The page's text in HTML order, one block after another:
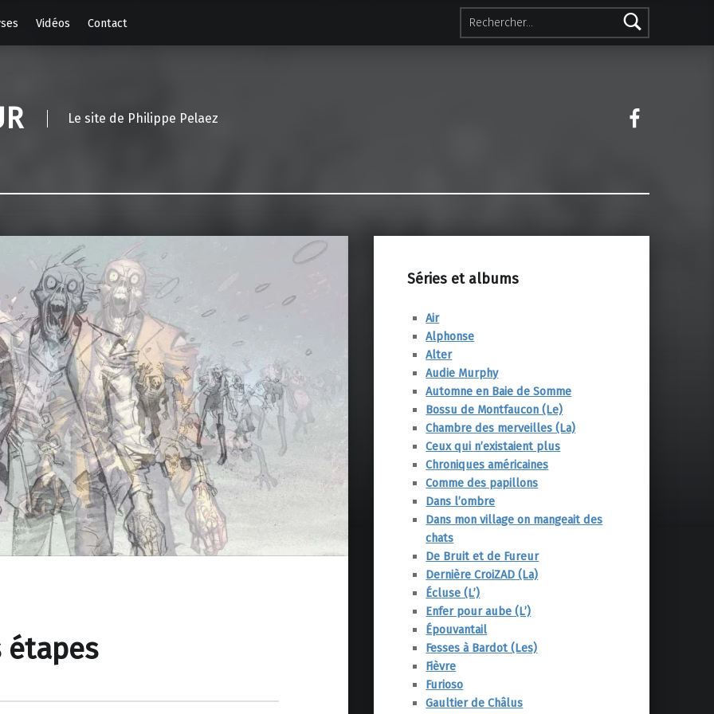
Rechercher :
Vidéos Contact
Le site de Philippe Pelaez
étapes
Séries et albums
Air
Alphonse
Alter
Audie Murphy
Automne en Baie de Somme
Bossu de Montfaucon (Le)
Chambre des merveilles (La)
Ceux qui n’existaient plus
Chroniques américaines
Comme des papillons
Dans l’ombre
Dans mon village on mangeait des
chats
De Bruit et de Fureur
Dernière CroiZAD (La)
Écluse (L’)
Enfer pour aube (L’)
Épouvantail
Fesses à Bardot (Les)
Fièvre
Furioso
Gaultier de Châlus